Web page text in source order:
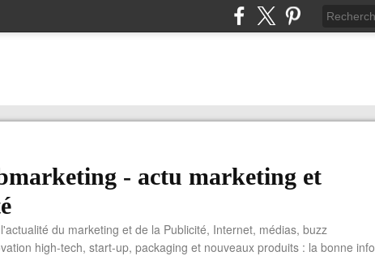
- actu marketing et
du marketing et de la Publicité, Internet, médias, buzz
high-tech, start-up, packaging et nouveaux produits : la bonne info